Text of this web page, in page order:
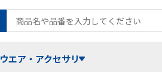
ウエア・アクセサリ